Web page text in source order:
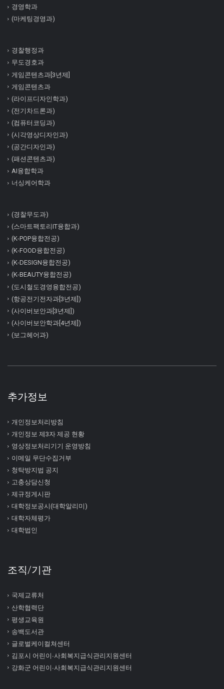
경영학과
(마케팅경영과)
경찰행정과
무도경호과
게임콘텐츠과[3년제]
게임콘텐츠과
(라이프디자인학과)
(전기차드론과)
(컴퓨터코딩과)
(시각영상디자인과)
(공간디자인과)
(패션콘텐츠과)
AI융합학과
너싱케어학과
(경찰무도과)
(스마트팩토리IT융합과)
(K-POP융합전공)
(K-FOOD융합전공)
(K-DESIGN융합전공)
(K-BEAUTY융합전공)
(도시철도경영융합전공)
(항공전기전자과[3년제])
(사이버보안과[3년제])
(사이버보안학과[4년제])
(보그헤어과)
추가정보
개인정보처리방침
개인정보 제3자 제공 현황
영상정보처리기기 운영방침
이메일 무단수집거부
청탁방지법 공지
고충상담신청
제규정게시판
대학정보공시(대학알리미)
대학자체평가
대학법인
조직/기관
국제교류처
산학협력단
평생교육원
송백도서관
글로벌케이컬쳐센터
김포시 어린이∙사회복지급식관리지원센터
강화군 어린이∙사회복지급식관리지원센터